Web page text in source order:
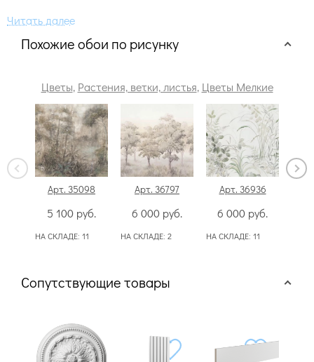
Похожие обои по рисунку
Цветы, Растения, ветки, листья, Цветы Мелкие
Арт. 35098
5 100 руб.
НА СКЛАДЕ: 11
Арт. 36797
6 000 руб.
НА СКЛАДЕ: 2
Арт. 36936
6 000 руб.
НА СКЛАДЕ: 11
Сопутствующие товары